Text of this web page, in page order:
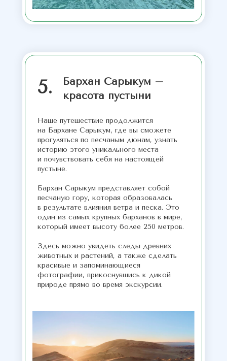
Наше путешествие продолжится
на Бархане Сарыкум, где вы сможете
прогуляться по песчаным дюнам, узнать
историю этого уникального места
и почувствовать себя на настоящей
пустыне.
Бархан Сарыкум представляет собой
песчаную гору, которая образовалась
в результате влияния ветра и песка. Это
один из самых крупных барханов в мире,
который имеет высоту более 250 метров.
Здесь можно увидеть следы древних
животных и растений, а также сделать
красивые и запоминающиеся
фотографии, прикоснувшись к дикой
природе прямо во время экскурсии.
Бархан Сарыкум –
красота пустыни
5.